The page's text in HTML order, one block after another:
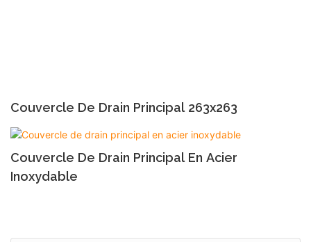
Couvercle De Drain Principal 263x263
Couvercle De Drain Principal En Acier
Inoxydable